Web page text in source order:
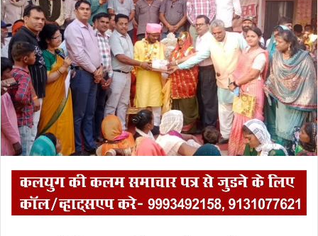
a
n
e
m
a
l